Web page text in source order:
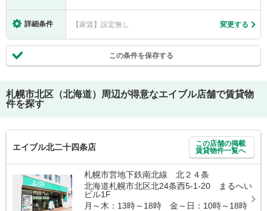
詳細条件 【家賃】設定無し 変更する
この条件を保存する
札幌市北区（北海道）
周辺が得意なエイブル店舗で賃貸物
件を探す
エイブル北二十四条店
この店舗の掲載
賃貸物件一覧へ
札幌市営地下鉄南北線 北２４条
北海道札幌市北区北24条西5-1-20 まるへい
ビル1F
月～木：13時～18時 金～日：10時～18時